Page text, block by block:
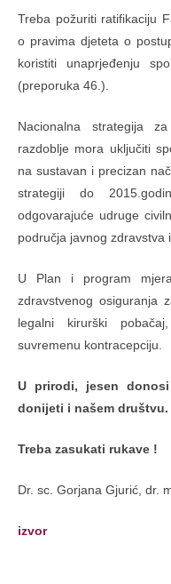
Treba požuriti ratifikaciju
o pravima djeteta o
koristiti unaprjeđenju
(preporuka 46.).
Nacionalna strategija
razdoblje mora uključiti
na sustavan i precizan
strategiji do
odgovarajuće udruge
područja javnog zdravstva
U Plan i program
zdravstvenog osiguranja
legalni kirurški
suvremenu kontracepciju.
U prirodi, jesen
donijeti i našem društvu.
Treba zasukati rukave !
Dr. sc. Gorjana Gjurić, dr.
izvor